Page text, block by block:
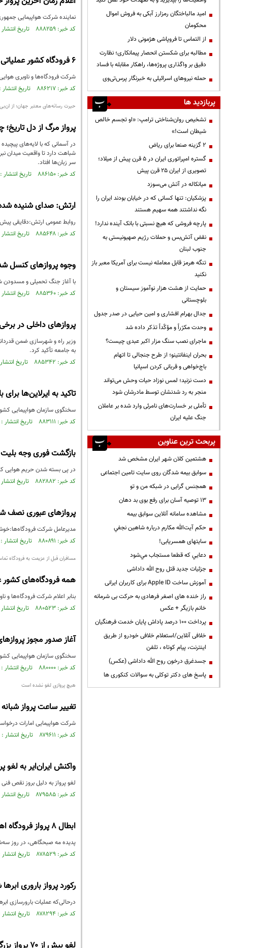
نماینده شرکت هواپیمایی جمهوری اسلامی:آخرین پروازهای حج ۲۴ خرداد از طریق
کد خبر: ۸۸۸۲۵۹ تاریخ انتشار : ۱۴۰۵/۰۳/۱۰
۶ فرودگاه‌ کشور عملیاتی شدند
شرکت فرودگاه‌ها و ناوبری
کد خبر: ۸۸۶۲۱۷ تاریخ انتشار : ۱۴۰۵/۰۲/۰۸
حیرت رسانه‌های معتبر جهان؛ از
پرواز مرگ از دل تاریخ؛ چگونه یک نورتروپ اف-۵
در آسمانی که با لایه‌های
شباهت دارد تا واقعیت میدان
سر زبان‌ها افتاد.
کد خبر: ۸۸۶۱۵۰ تاریخ انتشار : ۱۴۰۵/۰۲/۰۷
ارتش: صدای شنیده شده
روابط عمومی ارتش:دقایقی پیش دو جنگنده اف ۴ و یک جنگنده میگ ۲۹ نیروی هوایی
کد خبر: ۸۸۵۶۴۸ تاریخ انتشار : ۱۴۰۵/۰۱/۲۸
وجوه پروازهای کنسل
با آغاز جنگ تحمیلی و مسدودن
کد خبر: ۸۸۵۳۶۰ تاریخ انتشار : ۱۴۰۵/۰۱/۲۴
پروازهای داخلی در
وزیر راه و شهرسازی ضمن
به جامعه تأکید کرد.
کد خبر: ۸۸۵۳۴۲ تاریخ انتشار : ۱۴۰۵/۰۱/۲۴
تاکید به ایرلاین‌ها
سخنگوی سازمان هواپیمایی
کد خبر: ۸۸۳۱۱۱ تاریخ انتشار : ۱۴۰۴/۱۲/۱۹
بازگشت فوری وجه
در پی بسته شدن حریم هوایی
کد خبر: ۸۸۲۸۸۲ تاریخ انتشار : ۱۴۰۴/۱۲/۱۶
پروازهای عبوری نصف
مدیرعامل شرکت
کد خبر: ۸۸۰۸۹۱ تاریخ انتشار : ۱۴۰۴/۱۱/۱۲
مسافران قبل از عزیمت به فرودگاه
همه فرودگاه‌های کشور
بنابر اعلام شرکت فرودگاه‌ها و
کد خبر: ۸۸۰۵۲۳ تاریخ انتشار : ۱۴۰۴/۱۱/۰۵
آغاز صدور مجوز پروازهای
سخنگوی سازمان هواپیمایی کشوری اعلام کرد: به
کد خبر: ۸۸۰۰۰۰ تاریخ انتشار : ۱۴۰۴/۱۰/۲۳
هیچ پروازی لغو نشده است
تغییر ساعت پرواز
شرکت هواپیمایی امارات درخواست داده که از ۱۰ ژانویه به مدت ۱۰ روز پرواز ۴ صبح خود به
کد خبر: ۸۷۹۶۱۱ تاریخ انتشار : ۱۴۰۴/۱۰/۱۴
واکنش ایران‌ایر به
لغو پرواز به دلیل بروز نقص
کد خبر: ۸۷۹۵۸۵ تاریخ انتشار : ۱۴۰۴/۱۰/۱۴
ابطال ۸ پرواز فرودگاه اهواز در پی مه صبحگاهی
پدیده مه صبحگاهی، در روز
کد خبر: ۸۷۸۵۲۹ تاریخ انتشار : ۱۴۰۴/۰۹/۲۵
رکورد پرواز باروری
درحالی‌که عملیات بارورسازی ابرها از دهم آبان در
کد خبر: ۸۷۸۲۹۴ تاریخ انتشار : ۱۴۰۴/۰۹/۲۰
امید مالباختگان رمزارز آبکی به فروش اموال
محکومان
از التماس تا فروپاشی هژمونی دلار
مطالبه برای شکستن انحصار پیمانکاری؛ نظارت
دقیق بر واگذاری پروژه‌ها، راهکار مقابله با فساد
حمله نیروهای اسرائیلی به خبرنگار پرس‌تی‌وی
پربازدید ها
تشخیص روان‌شناختی ترامپ: «او تجسم خالص
شیطان است!»
۲ گزینه صنعا برای ریاض
گستره امپراتوری ایران در ۵ قرن پیش از میلاد؛
تصویری از ایران ۲۵ قرن پیش
میانکاله در آتش می‌سوزد
پزشکیان: تنها کسانی که در خیابان بودند ایران را
نگه نداشتند همه سهیم هستند
پارچه فروشی که هیچ نسبتی با بانک آینده ندارد!
نقض آتش‌بس و حملات رژیم صهیونیستی به
جنوب لبنان
تنگه هرمز قابل معامله نیست برای آمریکا معبر باز
نکنید
حمایت از هشت هزار نوآموز سیستان و
بلوچستانی
جدال بهرام افشاری و امین حیایی در صدر جدول
وحدت مکرّراً و مؤکّداً تذکر داده شد
ماجرای نصب سنگ مزار اکبر عبدی چیست؟
بحران اینفانتینو؛ از طرح جنجالی تا اتهام
باج‌خواهی و قربانی کردن اسپانیا
دست نزنید؛ لمس نوزاد حیات وحش می‌تواند
منجر به رد شدنشان توسط مادرشان شود
تأملی بر خسارت‌های نامرئی وارد شده بر عاملان
جنگ علیه ایران
پربحث ترین عناوین
هشتمین کلان شهر ایران مشخص شد
سوابق بیمه شدگان روی سایت تامین اجتماعی
همجنس گرایی در شبکه من و تو
13 توصیه آسان برای رفع بوی بد دهان
مشاهده سامانه آنلاين سوابق بیمه
حكم آيت‌الله مكارم درباره شاهين نجفي
سایتهای همسریابی!
دعايي كه قطعا مستجاب مي‌شود
جزئیات جدید قتل روح الله داداشی
آموزش ساخت Apple ID برای کاربران ایرانی
راز خنده های اصغر فرهادی به حرکت بی شرمانه
خانم بازیگر + عکس
پرداخت ۱۰۰ درصد پاداش پایان خدمت فرهنگیان
خلافی آنلاین/استعلام خلافی خودرو از طریق
اینترنت، پیام کوتاه ، تلفن
جسدغرق درخون روح الله داداشی (عکس)
پاسخ های دکتر توکلی به سوالات کنکوری ها